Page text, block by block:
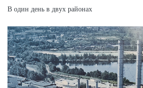
В один день в двух районах